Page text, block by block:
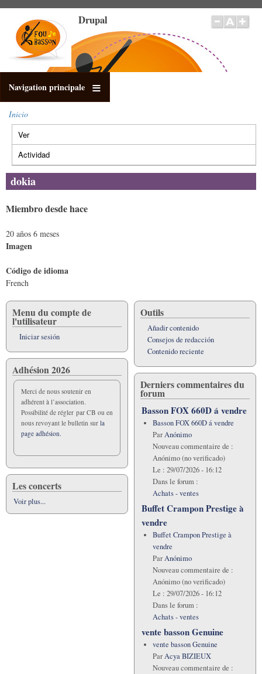
contenido
principal
Drupal
Navigation principale
Sobrescribir
enlaces
de
ayuda
a
la
Inicio
Solapas
principales
Ver(solapa
activa)
Actividad
dokia
Miembro desde hace
20 años 6 meses
Imagen
Código de idioma
French
Menu du compte de
l'utilisateur
Iniciar sesión
Adhésion 2026
Merci de nous soutenir en
adhérent à l’association.
Possibilité de régler par CB ou en
nous revoyant le bulletin sur la
page adhésion.
Les concerts
Voir plus...
Outils
Añadir contenido
Consejos de redacción
Contenido reciente
Derniers commentaires du
forum
Basson FOX 660D á vendre
Basson FOX 660D á vendre
ParAnónimo
Nouveau commentaire de :
Anónimo (no verificado)
Le : 29/07/2026 - 16:12
Dans le forum :
Achats - ventes
Buffet Crampon Prestige à
vendre
Buffet Crampon Prestige à
vendre
ParAnónimo
Nouveau commentaire de :
Anónimo (no verificado)
Le : 29/07/2026 - 16:12
Dans le forum :
Achats - ventes
vente basson Genuine
vente basson Genuine
ParAcya BIZIEUX
Nouveau commentaire de :